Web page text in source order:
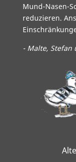
Mund-Nasen-
reduzieren.
- Malte, Stefan